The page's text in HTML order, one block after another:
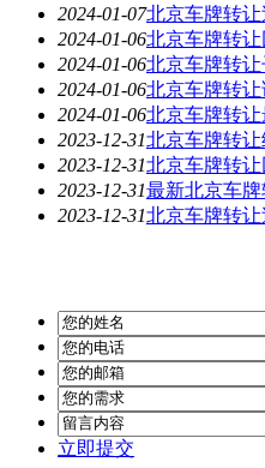
2024-01-07北京车牌转
2024-01-06北京车牌转
2024-01-06北京车牌转
2024-01-06北京车牌转
2024-01-06北京车牌转
2023-12-31北京车牌转
2023-12-31北京车牌转
2023-12-31最新北京车
2023-12-31北京车牌转
立即提交